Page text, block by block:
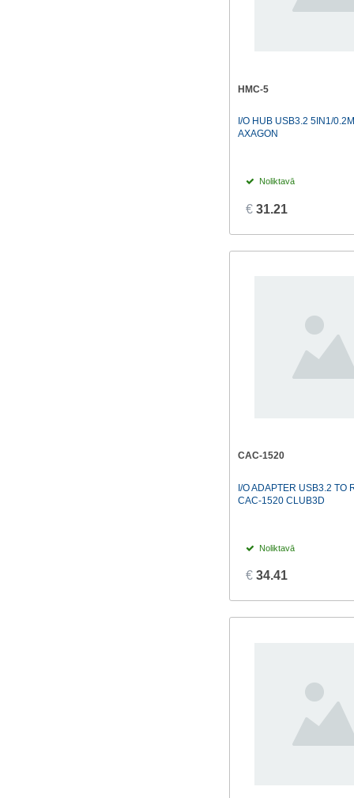
HMC-5
I/O HUB USB3.2 5IN1/
AXAGON
Noliktavā
€ 31.21
CAC-1520
I/O ADAPTER USB3.2 TO
CAC-1520 CLUB3D
Noliktavā
€ 34.41